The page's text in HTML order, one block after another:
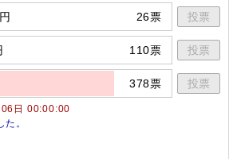
26票 投票
110票 投票
378票 投票
日 00:00:00
。